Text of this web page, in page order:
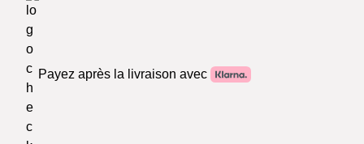
Payez après la livraison avec